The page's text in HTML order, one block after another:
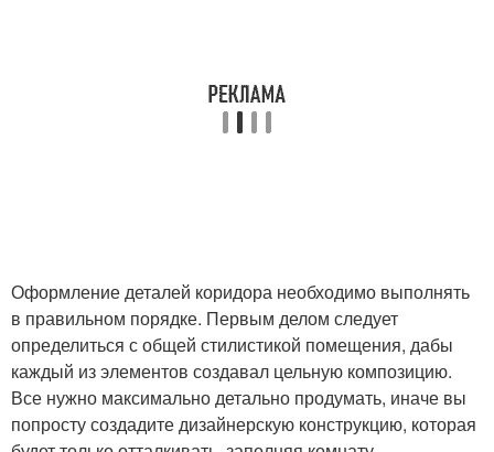
Оформление деталей коридора необходимо выполнять
в правильном порядке. Первым делом следует
определиться с общей стилистикой помещения, дабы
каждый из элементов создавал цельную композицию.
Все нужно максимально детально продумать, иначе вы
попросту создадите дизайнерскую конструкцию, которая